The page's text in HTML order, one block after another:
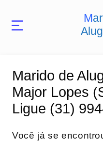
Marido de
Marido de
Major Lopes
Ligue (31)
Você⁢ já‌ se